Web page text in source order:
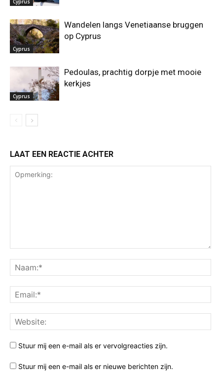
Cyprus
Wandelen langs Venetiaanse bruggen
op Cyprus
Cyprus
Pedoulas, prachtig dorpje met mooie
kerkjes
LAAT EEN REACTIE ACHTER
Stuur mij een e-mail als er vervolgreacties zijn.
Stuur mij een e-mail als er nieuwe berichten zijn.